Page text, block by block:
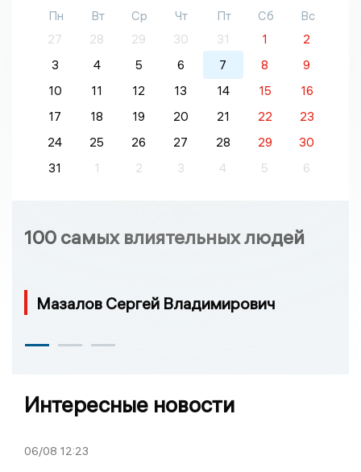
Пн Вт Ср Чт Пт Сб
Вс
27
28 29 30 31 1
2
3
4 5 6 7 8
9
10
11 12 13 14 15
16
17
18 19 20 21 22
23
24
25 26 27 28 29
30
31
1 2 3 4 5 6
100 самых влиятельных людей
Мазалов Сергей Владимирович
Интересные новости
06/08 12:23